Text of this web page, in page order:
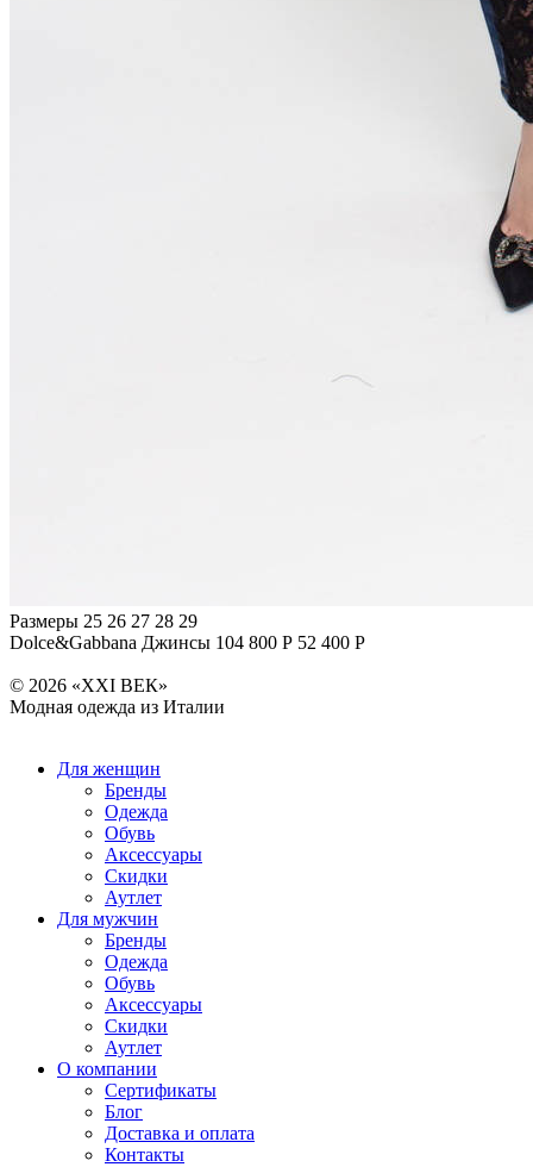
Размеры 25 26 27 28 29
Dolce&Gabbana Джинсы 104 800 Р 52 400 Р
© 2026 «XXI ВЕК»
Модная одежда из Италии
Для женщин
Бренды
Одежда
Обувь
Аксессуары
Скидки
Аутлет
Для мужчин
Бренды
Одежда
Обувь
Аксессуары
Скидки
Аутлет
О компании
Сертификаты
Блог
Доставка и оплата
Контакты